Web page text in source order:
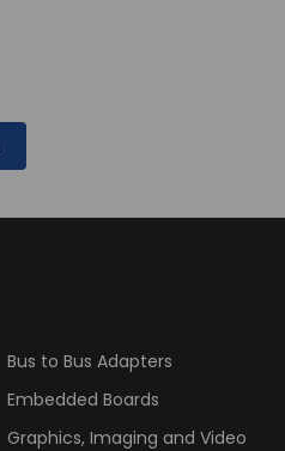
Bus to Bus Adapters
Embedded Boards
Graphics, Imaging and Video